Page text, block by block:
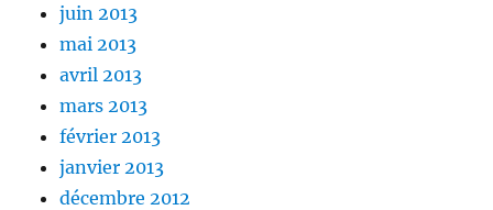
juin 2013
mai 2013
avril 2013
mars 2013
février 2013
janvier 2013
décembre 2012